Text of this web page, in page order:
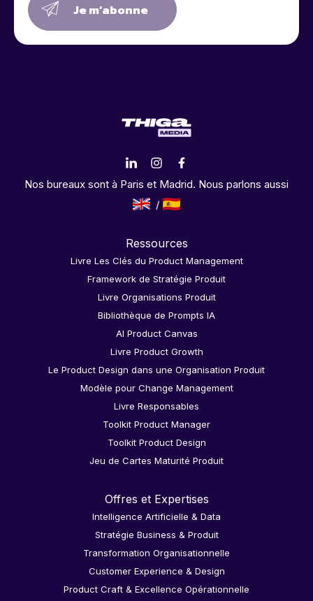
Je m’abonne
Nos bureaux sont à Paris et Madrid. Nous parlons aussi
Ressources
Livre Les Clés du Product Management
Framework de Stratégie Produit
Livre Organisations Produit
Bibliothèque de Prompts IA
AI Product Canvas
Livre Product Growth
Le Product Design dans une Organisation Produit
Modèle pour Change Management
Livre Responsables
Toolkit Product Manager
Toolkit Product Design
Jeu de Cartes Maturité Produit
Offres et Expertises
Intelligence Artificielle & Data
Stratégie Business & Produit
Transformation Organisationnelle
Customer Experience & Design
Product Craft & Excellence Opérationnelle